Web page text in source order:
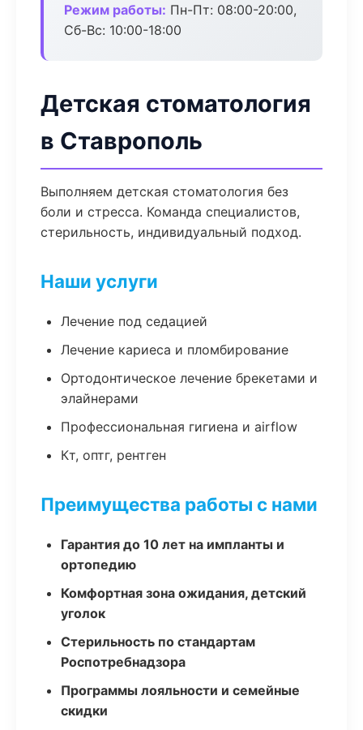
Режим работы: Пн-Пт: 08:00-20:00,
Сб-Вс: 10:00-18:00
Детская стоматология
в Ставрополь
Выполняем детская стоматология без
боли и стресса. Команда специалистов,
стерильность, индивидуальный подход.
Наши услуги
Лечение под седацией
Лечение кариеса и пломбирование
Ортодонтическое лечение брекетами и
элайнерами
Профессиональная гигиена и airflow
Кт, оптг, рентген
Преимущества работы с нами
Гарантия до 10 лет на импланты и
ортопедию
Комфортная зона ожидания, детский
уголок
Стерильность по стандартам
Роспотребнадзора
Программы лояльности и семейные
скидки